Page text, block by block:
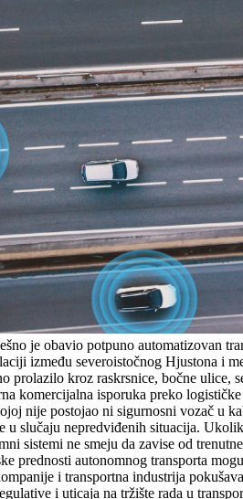
je obavio potpuno automatizovan
između severoistočnog Hjustona i
prolazilo kroz raskrsnice, bočne
komercijalna isporuka preko
nije postojao ni sigurnosni vozač u
u slučaju nepredviđenih situacija.
sistemi ne smeju da zavise od
prednosti autonomnog transporta
i transportna industrija
i uticaja na tržište rada u